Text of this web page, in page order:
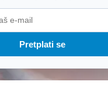
Pretplati se